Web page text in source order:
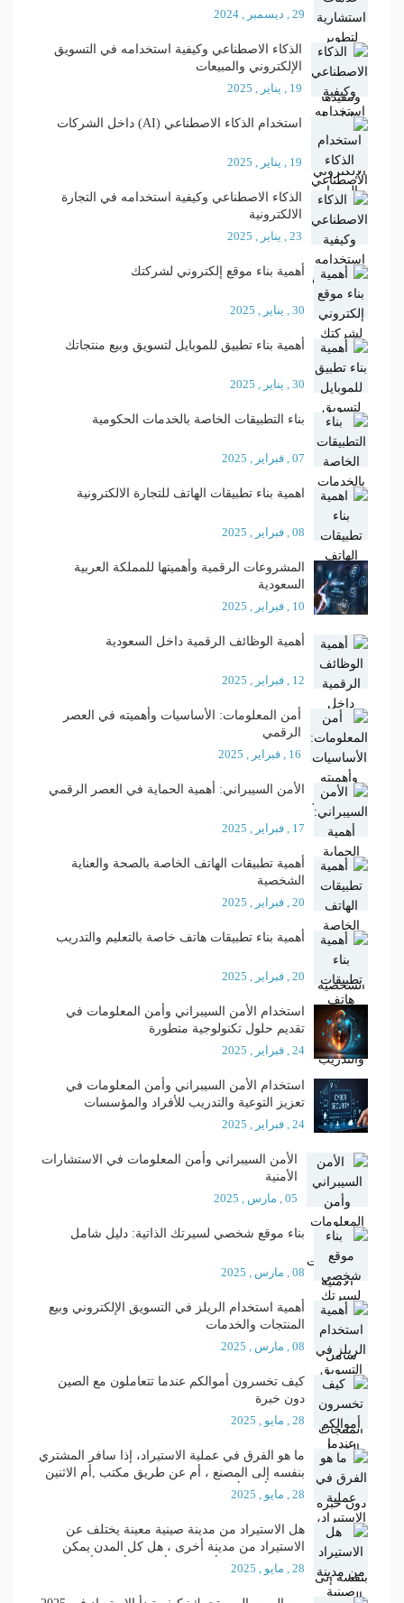
29 , ديسمبر , 2024
الذكاء الاصطناعي وكيفية استخدامه في التسويق
الإلكتروني والمبيعات
19 , يناير , 2025
استخدام الذكاء الاصطناعي (AI) داخل الشركات
19 , يناير , 2025
الذكاء الاصطناعي وكيفية استخدامه في التجارة
الالكترونية
23 , يناير , 2025
أهمية بناء موقع إلكتروني لشركتك
30 , يناير , 2025
أهمية بناء تطبيق للموبايل لتسويق وبيع منتجاتك
30 , يناير , 2025
بناء التطبيقات الخاصة بالخدمات الحكومية
07 , فبراير , 2025
اهمية بناء تطبيقات الهاتف للتجارة الالكترونية
08 , فبراير , 2025
المشروعات الرقمية وأهميتها للمملكة العربية
السعودية
10 , فبراير , 2025
أهمية الوظائف الرقمية داخل السعودية
12 , فبراير , 2025
أمن المعلومات: الأساسيات وأهميته في العصر
الرقمي
16 , فبراير , 2025
الأمن السيبراني: أهمية الحماية في العصر الرقمي
17 , فبراير , 2025
أهمية تطبيقات الهاتف الخاصة بالصحة والعناية
الشخصية
20 , فبراير , 2025
أهمية بناء تطبيقات هاتف خاصة بالتعليم والتدريب
20 , فبراير , 2025
استخدام الأمن السيبراني وأمن المعلومات في
تقديم حلول تكنولوجية متطورة
24 , فبراير , 2025
استخدام الأمن السيبراني وأمن المعلومات في
تعزيز التوعية والتدريب للأفراد والمؤسسات
24 , فبراير , 2025
الأمن السيبراني وأمن المعلومات في الاستشارات
الأمنية
05 , مارس , 2025
بناء موقع شخصي لسيرتك الذاتية: دليل شامل
08 , مارس , 2025
أهمية استخدام الريلز في التسويق الإلكتروني وبيع
المنتجات والخدمات
08 , مارس , 2025
كيف تخسرون أموالكم عندما تتعاملون مع الصين
دون خبرة
28 , مايو , 2025
ما هو الفرق في عملية الاستيراد، إذا سافر المشتري
بنفسه إلى المصنع ، أم عن طريق مكتب ,أم الاثنين
معا ؟ وأيهما أفضل ؟
28 , مايو , 2025
هل الاستيراد من مدينة صينية معينة يختلف عن
الاستيراد من مدينة أخرى ، هل كل المدن يمكن
الاستيراد منها ، وأي المدن أفضل وأجود وأرخص ؟؟
28 , مايو , 2025